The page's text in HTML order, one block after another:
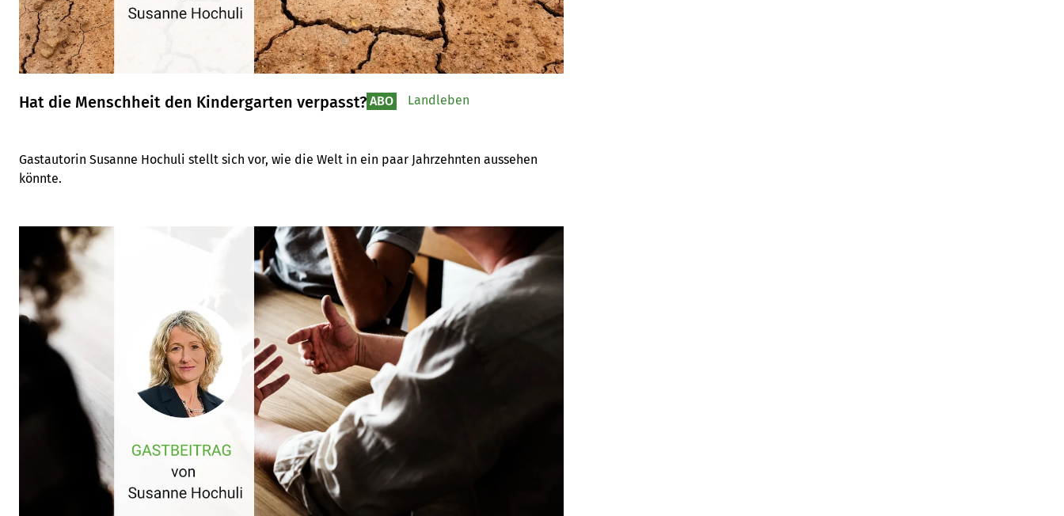
Hat die Menschheit den Kindergarten verpasst?
Gastautorin Susanne Hochuli stellt sich vor, wie die Welt in ein paar Jahrzehnten aussehen
könnte.
ABO Landleben